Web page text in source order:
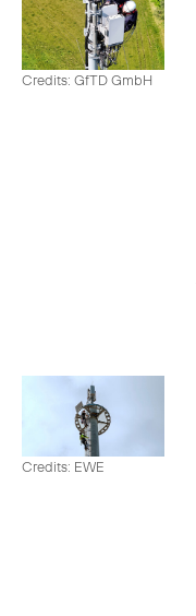
Credits: GfTD GmbH
Credits: EWE